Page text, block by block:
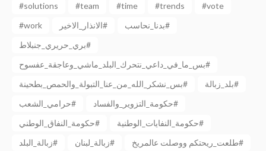
#solutions
#team #time #trends
#vote
#work
الانذار_الاخير#
بدنا_نحاسب#
بري_حريري_جنبلاط#
بس_ما_في_داعي_نتحرك_البلد_ماشي_وعاجقة_عفسوح#
بس_نشكر_الله_من_عنا_التبولة_والحمص_بطحينة#
بلد_زبالة#
حرامي_الشعب#
حكومة_التزوير_والفساد#
حكومة_النفاق_الوطني#
حكومة_النفايات_الوطنية#
زبالة_البلد#
زبالة_لبنان#
طلعت_ريحتكم ووصلت عالمريخ#